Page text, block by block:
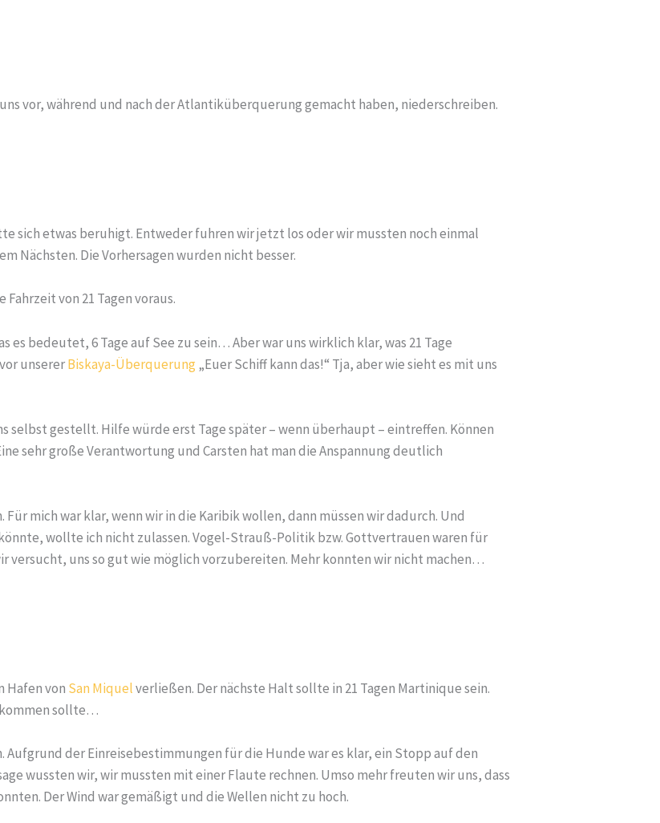
vor, während und nach der Atlantiküberquerung gemacht haben, niederschreiben.
sich etwas beruhigt. Entweder fuhren wir jetzt los oder wir mussten noch einmal
Nächsten. Die Vorhersagen wurden nicht besser.
Fahrzeit von 21 Tagen voraus.
es bedeutet, 6 Tage auf See zu sein… Aber war uns wirklich klar, was 21 Tage
unsererBiskaya-Überquerung „Euer Schiff kann das!“ Tja, aber wie sieht es mit uns
selbst gestellt. Hilfe würde erst Tage später – wenn überhaupt – eintreffen. Können
sehr große Verantwortung und Carsten hat man die Anspannung deutlich
Für mich war klar, wenn wir in die Karibik wollen, dann müssen wir dadurch. Und
wollte ich nicht zulassen. Vogel-Strauß-Politik bzw. Gottvertrauen waren für
versucht, uns so gut wie möglich vorzubereiten. Mehr konnten wir nicht machen…
Hafen von San Miquelverließen. Der nächste Halt sollte in 21 Tagen Martinique sein.
kommen sollte…
Aufgrund der Einreisebestimmungen für die Hunde war es klar, ein Stopp auf den
wussten wir, wir mussten mit einer Flaute rechnen. Umso mehr freuten wir uns, dass
Der Wind war gemäßigt und die Wellen nicht zu hoch.